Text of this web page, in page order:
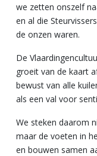
we zetten onszelf
en al die
de onzen waren.
De
groeit van de kaart
bewust van alle
als een val voor
We steken daarom
maar de voeten in
en bouwen samen